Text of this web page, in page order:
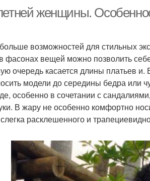
женщины.
возможностей для стильных
фасонах вещей можно позволить
очередь касается длины платьев
модели до середины бедра или
особенно в сочетании с
В жару не особенно комфортно
расклешенного и